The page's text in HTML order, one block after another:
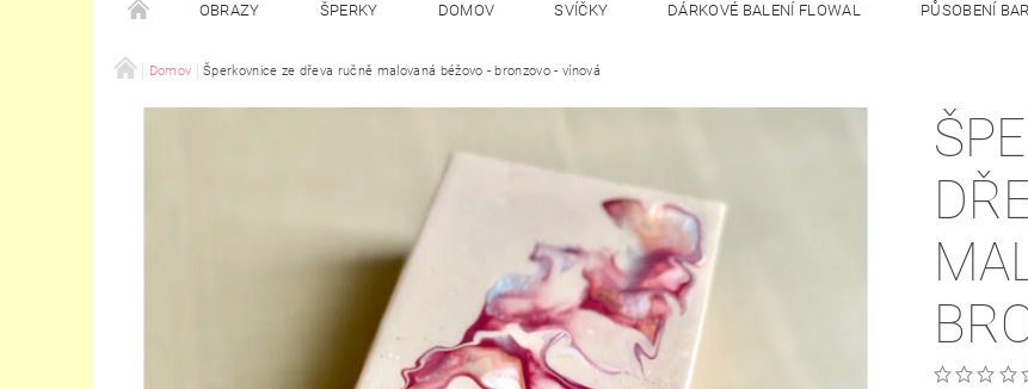
OBRAZY ŠPERKY DOMOV SVÍČKY DÁRKOVÉ BALENÍ FLOWAL PŮSOBENÍ
Domov Šperkovnice ze dřeva ručně malovaná béžovo - bronzovo - vínová